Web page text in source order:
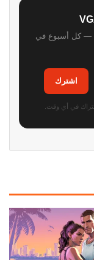
— كل أسبوع في
اشترك
في أي وقت.